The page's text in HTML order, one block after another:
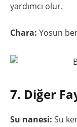
yardımcı olur.
Chara: Yosun
7. Diğer
Su nanesi: Su